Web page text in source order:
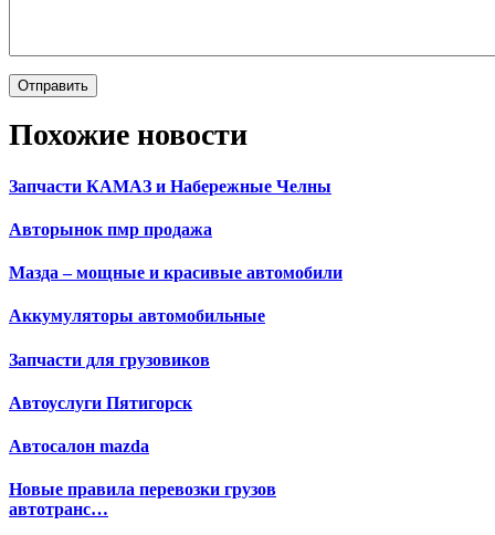
Похожие новости
Запчасти КАМАЗ и Набережные Челны
Авторынок пмр продажа
Мазда – мощные и красивые автомобили
Аккумуляторы автомобильные
Запчасти для грузовиков
Автоуслуги Пятигорск
Автосалон mazda
Новые правила перевозки грузов
автотранс…